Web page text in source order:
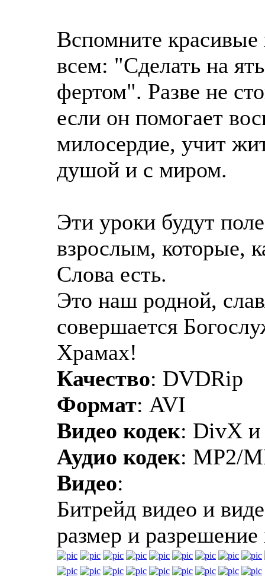
Вспомните
всем: "Сделать на
фертом". Разве не
если он помогает
милосердие, учит
душой и с миром.
Эти уроки будут
взрослым, которые,
Слова есть.
Это наш родной,
совершается
Храмах!
Качество: DVDRip
Формат: AVI
Видео кодек: DivX
Аудио кодек: MP2/
Видео:
Битрейд видео и
размер и